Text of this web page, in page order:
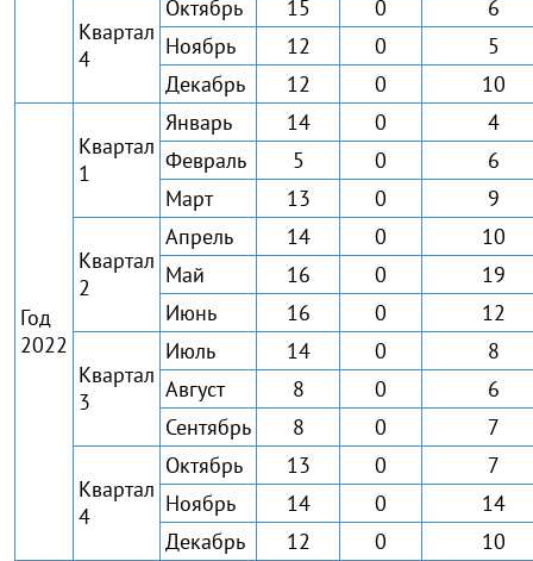
Квартал
4
Октябрь 15 0
6
Ноябрь
12 0
5
Декабрь
12 0 10
Год
2022
Квартал
1
Январь 14 0
4
Февраль
5 0
6
Март
13 0 9
Квартал
2
Апрель 14 0
10
Май
16 0
19
Июнь
16 0 12
Квартал
3
Июль 14 0
8
Август
8 0
6
Сентябрь
8 0 7
Квартал
4
Октябрь 13 0
7
Ноябрь
14 0
14
Декабрь
12 0 10